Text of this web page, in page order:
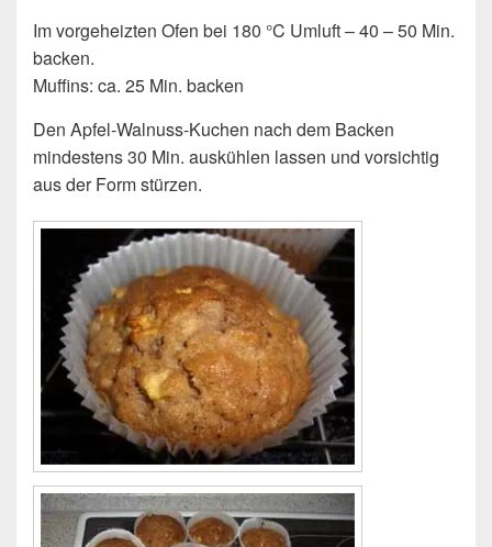
Im vorgeheizten Ofen bei 180 °C Umluft – 40 – 50 Min.
backen.
Muffins: ca. 25 Min. backen
Den Apfel-Walnuss-Kuchen nach dem Backen
mindestens 30 Min. auskühlen lassen und vorsichtig
aus der Form stürzen.